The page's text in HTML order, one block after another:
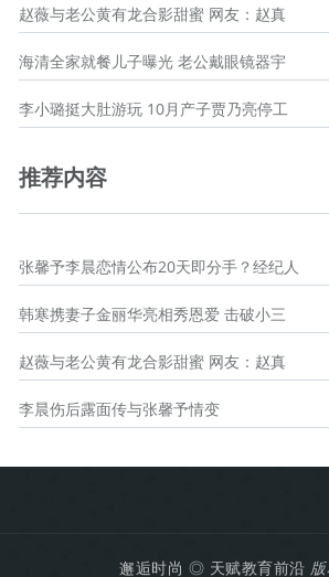
赵薇与老公黄有龙合影甜蜜 网友：赵真
海清全家就餐儿子曝光 老公戴眼镜器宇
李小璐挺大肚游玩 10月产子贾乃亮停工
推荐内容
张馨予李晨恋情公布20天即分手？经纪人
韩寒携妻子金丽华亮相秀恩爱 击破小三
赵薇与老公黄有龙合影甜蜜 网友：赵真
李晨伤后露面传与张馨予情变
邂逅时尚 ◎ 天赋教育前沿